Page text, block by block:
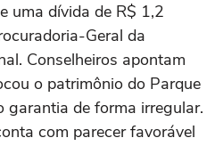
uma dívida de R$ 1,2
Geral da
Conselheiros apontam
o patrimônio do Parque
garantia de forma irregular.
com parecer favorável